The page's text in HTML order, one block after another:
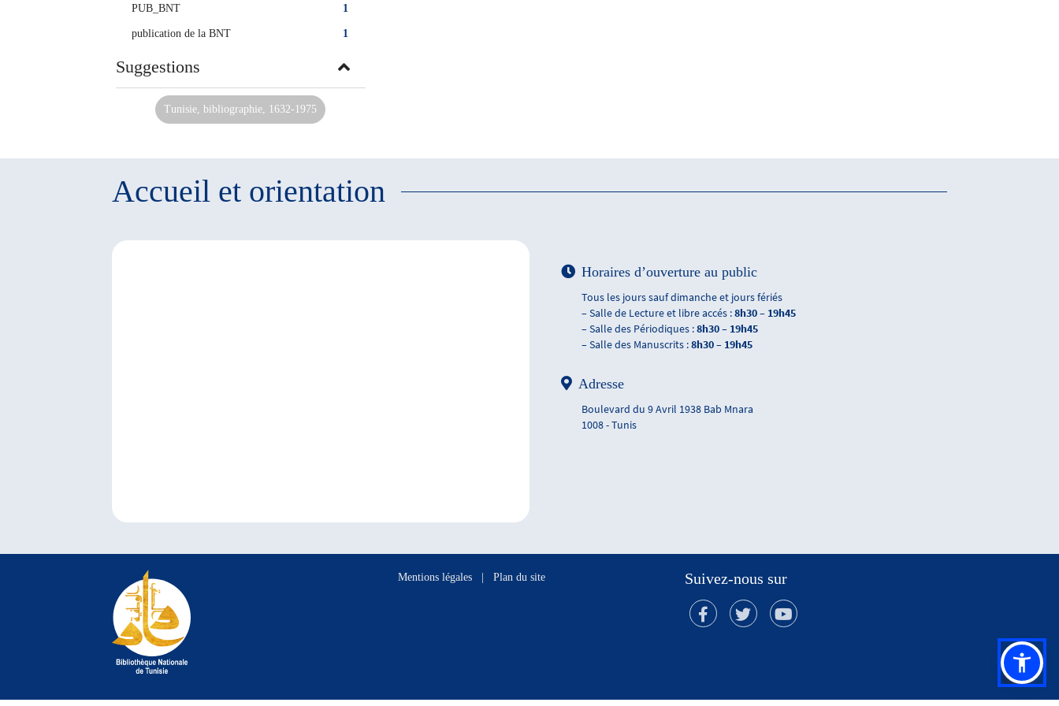
1
PUB_BNT
1
publication de la BNT
Suggestions
Tunisie, bibliographie, 1632-1975
Accueil et orientation
Horaires d’ouverture au public
Tous les jours sauf dimanche et jours fériés
– Salle de Lecture et libre accés :8h30 – 19h45
– Salle des Périodiques :8h30 – 19h45
– Salle des Manuscrits :8h30 – 19h45
Adresse
Boulevard du 9 Avril 1938 Bab Mnara
1008 - Tunis
Mentions légales Plan du site Suivez-nous sur